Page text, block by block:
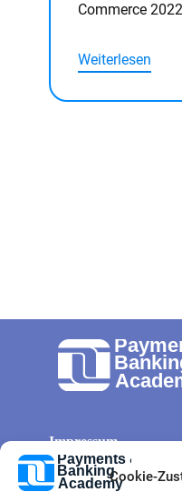
Cookie-
Commerce 2022
Weiterlesen
Impressum
Allg.
Cookie-Richtlinie